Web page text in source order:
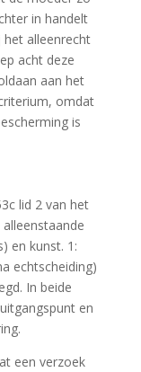
in handelt
alleenrecht
acht deze
aan het
omdat
is
lid 2 van het
en kunst. 1:
echtscheiding)
In beide
en
een verzoek